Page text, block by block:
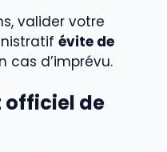
valider votre
évite de
cas d’imprévu.
officiel de